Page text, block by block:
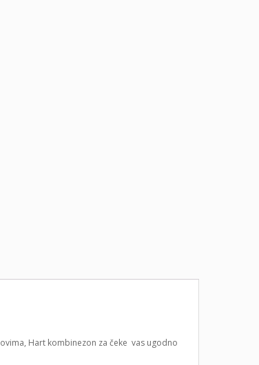
Hart kombinezon za čeke vas ugodno